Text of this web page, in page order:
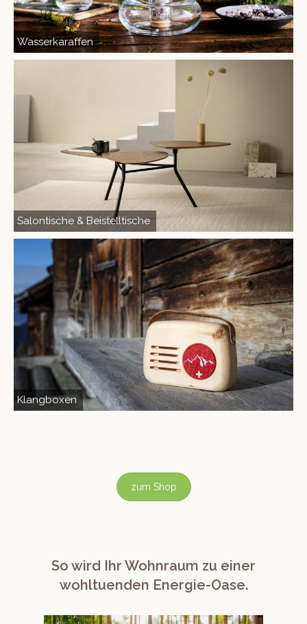
Wasserkaraffen
Salon­tis­che & Beistelltische
Klangboxen
zum Shop
So wird Ihr Wohnraum zu einer
wohltuenden Energie-Oase.